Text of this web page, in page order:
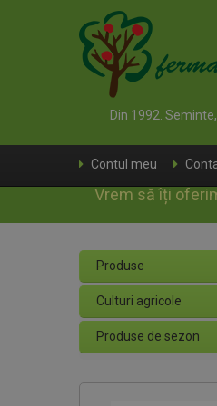
Din 1992.
Contul meu
Vrem să îți
Produse
Culturi agricole
Produse de sezon